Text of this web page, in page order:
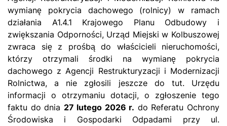
wymianę pokrycia dachowego (rolnicy) w ramach
działania A1.4.1 Krajowego Planu Odbudowy i
zwiększania Odporności, Urząd Miejski w Kolbuszowej
zwraca się z prośbą do właścicieli nieruchomości,
którzy otrzymali środki na wymianę pokrycia
dachowego z Agencji Restrukturyzacji i Modernizacji
Rolnictwa, a nie zgłosili jeszcze do tut. Urzędu
informacji o otrzymaniu dotacji, o zgłoszenie tego
faktu do dnia 27 lutego 2026 r. do Referatu Ochrony
Środowiska i Gospodarki Odpadami przy ul.